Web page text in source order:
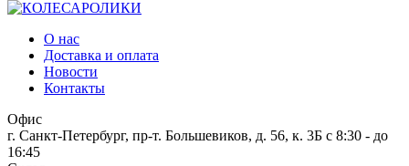
О нас
Доставка и оплата
Новости
Контакты
Офис
г. Санкт-Петербург, пр-т. Большевиков, д. 56, к. 3Б c 8:30 - до
16:45